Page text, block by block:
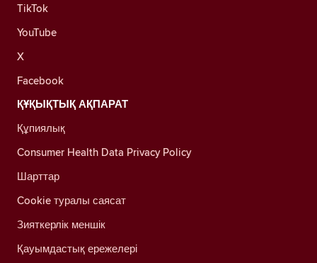
TikTok
YouTube
X
Facebook
ҚҰҚЫҚТЫҚ АҚПАРАТ
Құпиялық
Consumer Health Data Privacy Policy
Шарттар
Cookie туралы саясат
Зияткерлік меншік
Қауымдастық ережелері